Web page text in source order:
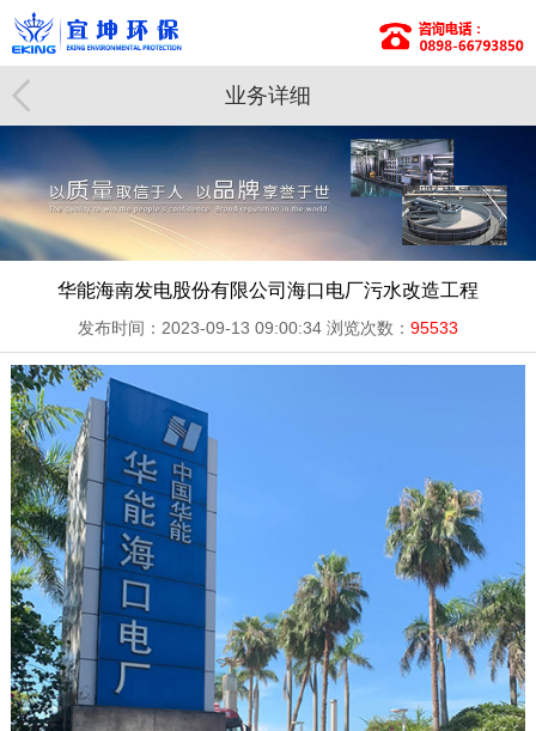
业务详细
华能海南发电股份有限公司海口电厂污水改造工程
发布时间：2023-09-13 09:00:34 浏览次数： 95533